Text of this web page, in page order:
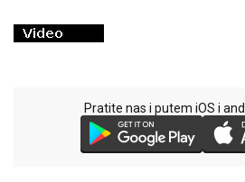
Pratite nas i putem iOS i